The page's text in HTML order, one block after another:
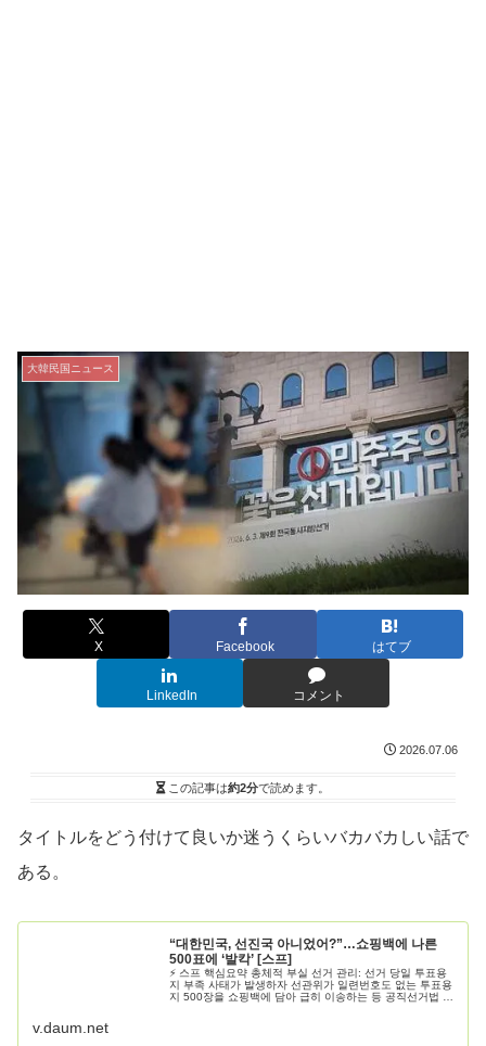
大韓民国ニュース
X Facebook はてブ
LinkedIn コメント
2026.07.06
この記事は約2分で読めます。
タイトルをどう付けて良いか迷うくらいバカバカしい話で
ある。
“대한민국, 선진국 아니었어?”…쇼핑백에 나른
500표에 ‘발칵’ [스프]
⚡ 스프 핵심요약 총체적 부실 선거 관리: 선거 당일 투표용
지 부족 사태가 발생하자 선관위가 일련번호도 없는 투표용
지 500장을 쇼핑백에 담아 급히 이송하는 등 공직선거법 규
v.daum.net